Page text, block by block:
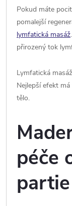
Pokud máte
pomalejší
lymfatická masáž
přirozený tok
Lymfatická
Nejlepší efekt
tělo.
péče
partie